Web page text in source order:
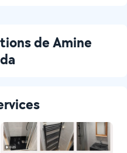
de Amine